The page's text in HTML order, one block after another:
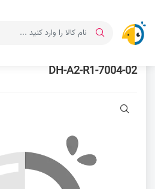
7004-02-DH-A2-R1